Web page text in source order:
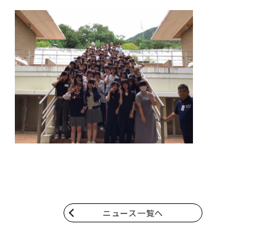
ニュース一覧へ